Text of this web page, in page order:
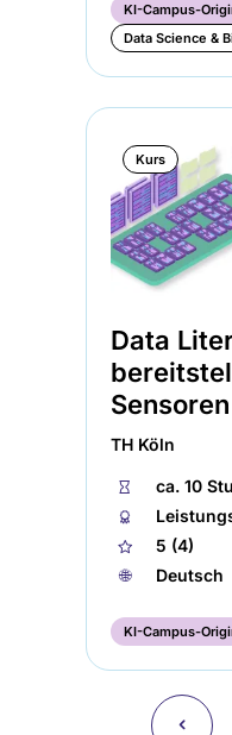
KI-Campus-
Data Science &
Kurs
Data
Sensoren
TH Köln
⏱
ca. 10
🏅︎
★
5 (4)
🌐︎
Deutsch
KI-Campus-
˂